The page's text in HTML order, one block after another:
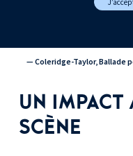
— Coleridge-Taylor, Ballade
UN IMPACT
SCÈNE